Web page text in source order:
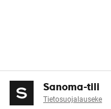
Sanoma-tili
Tietosuojalauseke